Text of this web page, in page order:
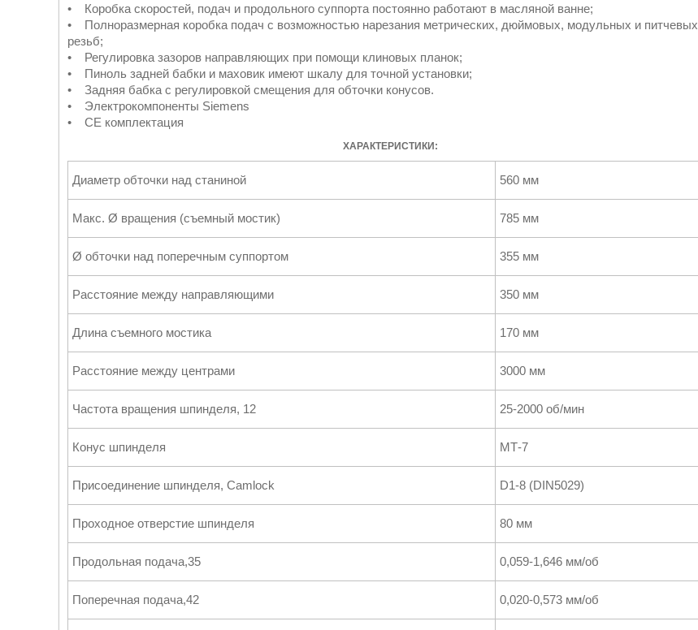
• Коробка скоростей, подач и продольного суппорта постоянно работают в масляной ванне;
• Полноразмерная коробка подач с возможностью нарезания метрических, дюймовых, модульных и питчевых
резьб;
• Регулировка зазоров направляющих при помощи клиновых планок;
• Пиноль задней бабки и маховик имеют шкалу для точной установки;
• Задняя бабка с регулировкой смещения для обточки конусов.
• Электрокомпоненты Siemens
• СE комплектация
ХАРАКТЕРИСТИКИ:
Диаметр обточки над станиной 560 мм
Макс. Ø вращения (съемный мостик) 785 мм
Ø обточки над поперечным суппортом 355 мм
Расстояние между направляющими 350 мм
Длина съемного мостика 170 мм
Расстояние между центрами 3000 мм
Частота вращения шпинделя, 12 25-2000 об/мин
Конус шпинделя МТ-7
Присоединение шпинделя, Camlock D1-8 (DIN5029)
Проходное отверстие шпинделя 80 мм
Продольная подача,35 0,059-1,646 мм/об
Поперечная подача,42 0,020-0,573 мм/об